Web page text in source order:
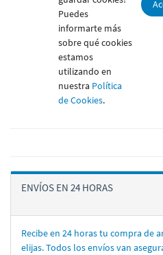
Puedes
informarte más
sobre qué cookies
estamos
utilizando en
nuestra Política
de Cookies.
ENVÍOS EN 24 HORAS
Recibe en 24 horas tu compra de
elijas. Todos los enví­os van